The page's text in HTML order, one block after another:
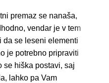
premaz se nanaša,
vendar je v tem
da se leseni elementi
je potrebno pripraviti
se hiška postavi, saj
lahko pa Vam